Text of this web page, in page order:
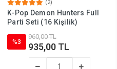
(2)
K-Pop Demon Hunters Full
Parti Seti (16 Kişilik)
%3
960,00 TL
935,00 TL